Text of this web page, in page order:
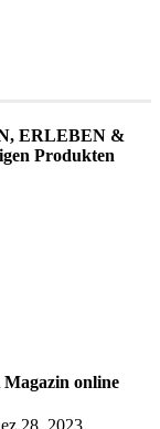
ERLEBEN &
Produkten
online
28, 2023